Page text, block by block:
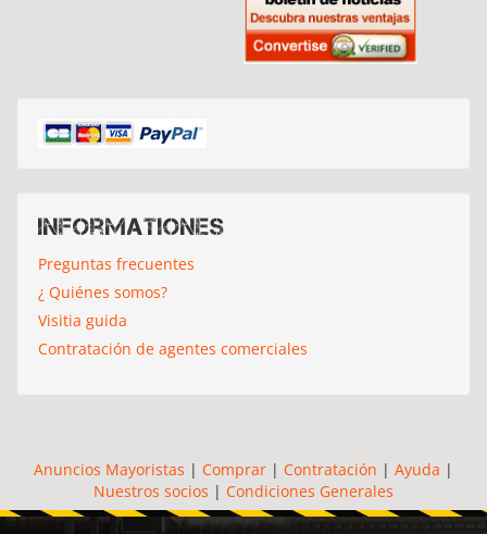
Informationes
Preguntas frecuentes
¿ Quiénes somos?
Visitia guida
Contratación de agentes comerciales
Anuncios Mayoristas | Comprar | Contratación | Ayuda |
Nuestros socios | Condiciones Generales